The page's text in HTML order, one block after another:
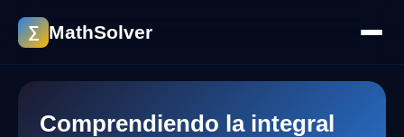
∑ MathSolver
Comprendiendo la integral